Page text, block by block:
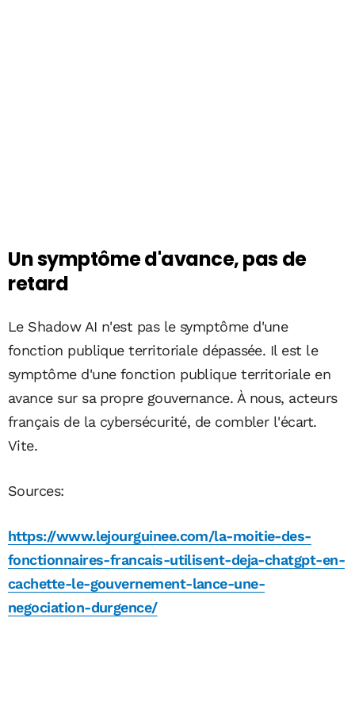
Un symptôme d'avance, pas de
retard
Le Shadow AI n'est pas le symptôme d'une
fonction publique territoriale dépassée. Il est le
symptôme d'une fonction publique territoriale en
avance sur sa propre gouvernance. À nous, acteurs
français de la cybersécurité, de combler l'écart.
Vite.
Sources:
https://www.lejourguinee.com/la-moitie-des-
fonctionnaires-francais-utilisent-deja-chatgpt-en-
cachette-le-gouvernement-lance-une-
negociation-durgence/